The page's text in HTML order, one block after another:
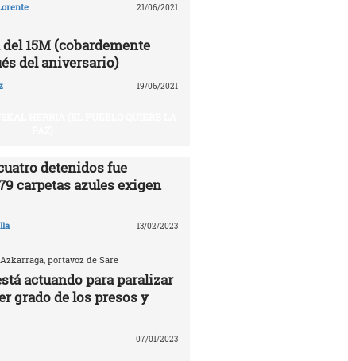
21/06/2021
15M (cobardemente
del aniversario)
19/06/2021
detenidos fue
carpetas azules exigen
13/02/2023
portavoz de Sare
actuando para paralizar
grado de los presos y
07/01/2023